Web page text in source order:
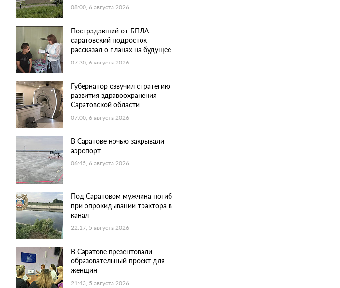
08:00, 6 августа 2026
Пострадавший от БПЛА
саратовский подросток
рассказал о планах на будущее
07:30, 6 августа 2026
Губернатор озвучил стратегию
развития здравоохранения
Саратовской области
07:00, 6 августа 2026
В Саратове ночью закрывали
аэропорт
06:45, 6 августа 2026
Под Саратовом мужчина погиб
при опрокидывании трактора в
канал
22:17, 5 августа 2026
В Саратове презентовали
образовательный проект для
женщин
21:43, 5 августа 2026